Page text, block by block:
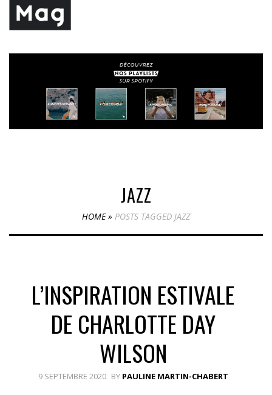
JAZZ
HOME» POSTS TAGGED JAZZ
L’INSPIRATION ESTIVALE
DE CHARLOTTE DAY
WILSON
9 SEPTEMBRE 2020 BY PAULINE MARTIN-CHABERT